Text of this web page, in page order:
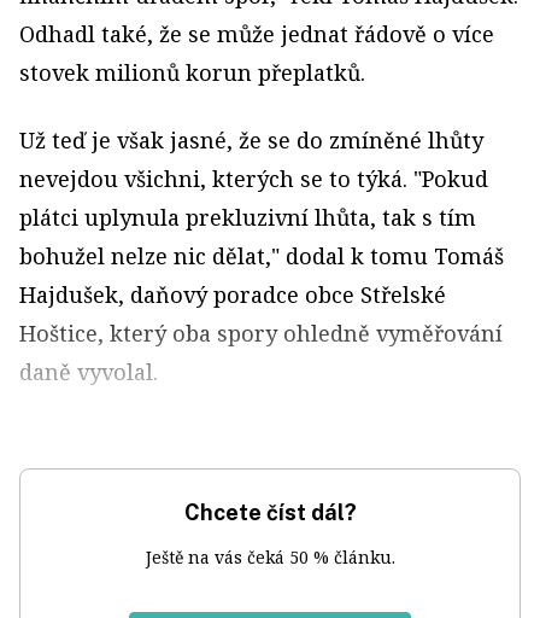
Odhadl také, že se může jednat řádově o více
stovek milionů korun přeplatků.
Už teď je však jasné, že se do zmíněné lhůty
nevejdou všichni, kterých se to týká. "Pokud
plátci uplynula prekluzivní lhůta, tak s tím
bohužel nelze nic dělat," dodal k tomu Tomáš
Hajdušek, daňový poradce obce Střelské
Hoštice, který oba spory ohledně vyměřování
daně vyvolal.
Chcete číst dál?
Ještě na vás čeká 50 % článku.